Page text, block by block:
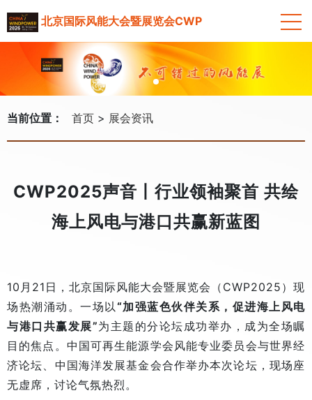
北京国际风能大会暨展览会CWP
当前位置： 首页 展会资讯
CWP2025声音丨行业领袖聚首 共绘
海上风电与港口共赢新蓝图
10月21日，北京国际风能大会暨展览会（CWP2025）现
场热潮涌动。一场以 “加强蓝色伙伴关系，促进海上风电
与港口共赢发展”为主题的分论坛成功举办，成为全场瞩
目的焦点。中国可再生能源学会风能专业委员会与世界经
济论坛、中国海洋发展基金会合作举办本次论坛，现场座
无虚席，讨论气氛热烈。